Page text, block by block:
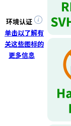
环境认证
单击以了解有
关这些图标的
更多信息